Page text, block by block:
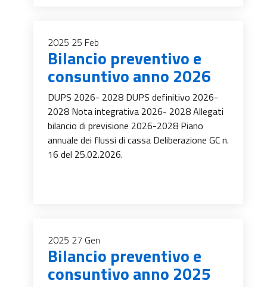
2025 25 Feb
Bilancio preventivo e
consuntivo anno 2026
DUPS 2026- 2028 DUPS definitivo 2026-
2028 Nota integrativa 2026- 2028 Allegati
bilancio di previsione 2026-2028 Piano
annuale dei flussi di cassa Deliberazione GC n.
16 del 25.02.2026.
2025 27 Gen
Bilancio preventivo e
consuntivo anno 2025